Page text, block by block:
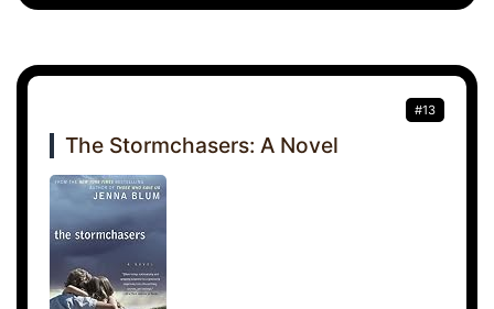
#13
The Stormchasers: A Novel